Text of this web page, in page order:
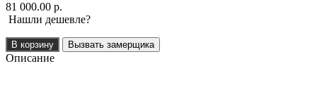
81 000.00 р.
Нашли дешевле?
В корзину Вызвать замерщика
Описание